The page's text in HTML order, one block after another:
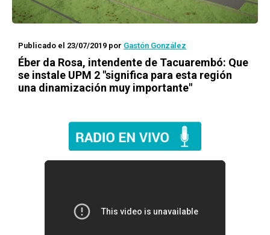
Publicado el 23/07/2019 por Gastón González
Éber da Rosa, intendente de Tacuarembó: Que
se instale UPM 2 "significa para esta región
una dinamización muy importante"